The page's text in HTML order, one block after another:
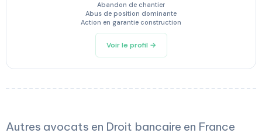
Abandon de chantier
Abus de position dominante
Action en garantie construction
Voir le profil →
Autres avocats en Droit bancaire en France